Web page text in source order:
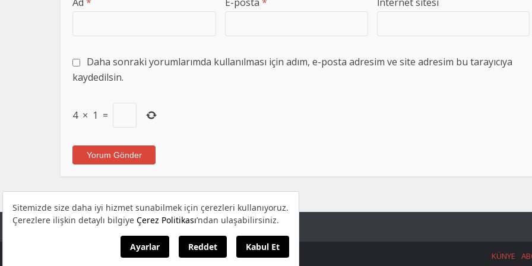
Daha sonraki yorumlarımda kullanılması için adım, e-posta adresim ve site adresim bu tarayıcıya
kaydedilsin.
4 × 1 =
KÜNYE